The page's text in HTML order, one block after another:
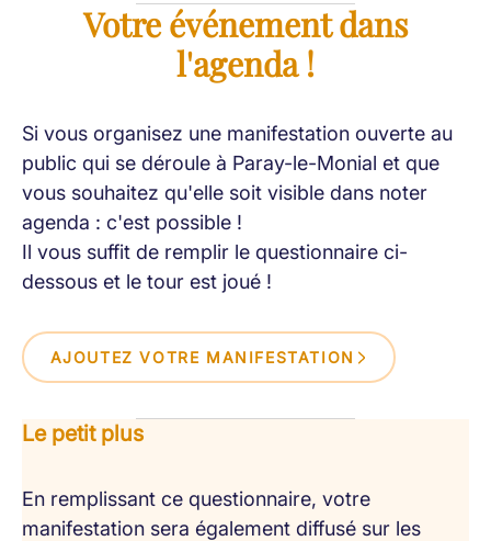
Votre événement dans
l'agenda !
Si vous organisez une manifestation ouverte au
public qui se déroule à Paray-le-Monial et que
vous souhaitez qu'elle soit visible dans noter
agenda : c'est possible !
Il vous suffit de remplir le questionnaire ci-
dessous et le tour est joué !
AJOUTEZ VOTRE MANIFESTATION
Le petit plus
En remplissant ce questionnaire, votre
manifestation sera également diffusé sur les